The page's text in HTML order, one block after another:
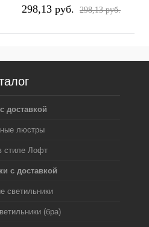
298,13 pуб. 298,13 pуб.
доставкой
люстры
стиле Лофт
с доставкой
светильники
(бра)